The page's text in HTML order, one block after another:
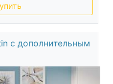
с дополнительным